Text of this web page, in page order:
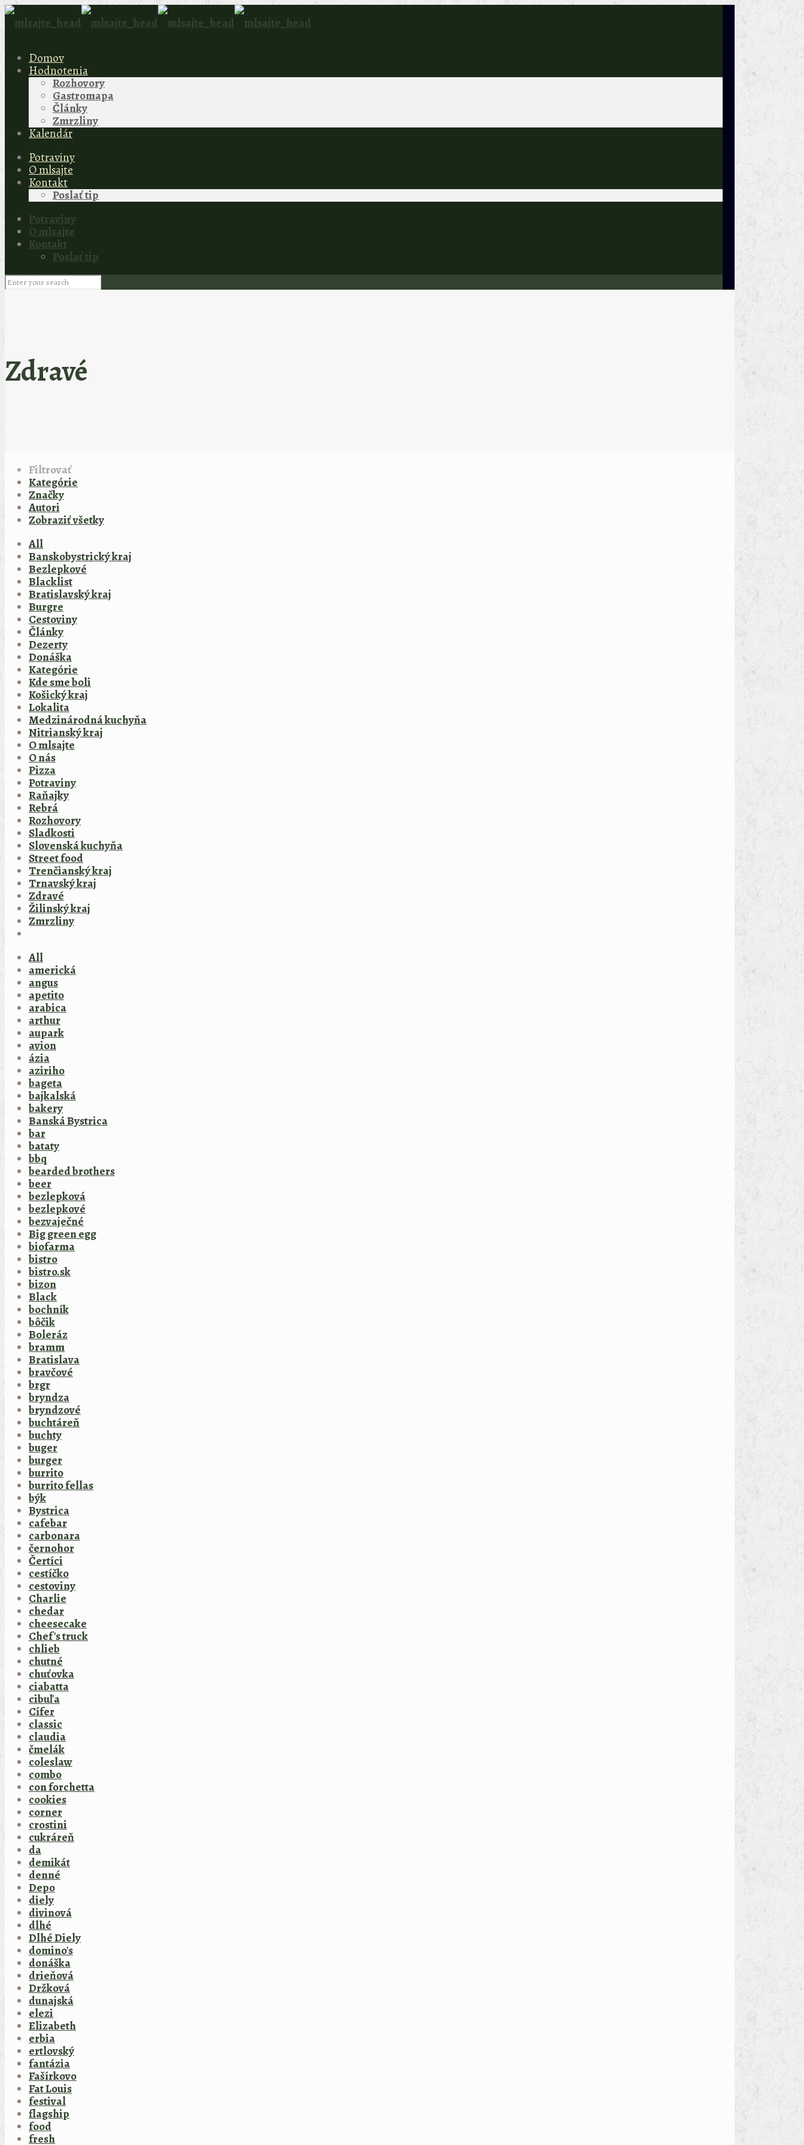
Domov
Hodnotenia
Rozhovory
Gastromapa
Články
Zmrzliny
Kalendár
Potraviny
O mlsajte
Kontakt
Poslať tip
Potraviny
O mlsajte
Kontakt
Poslať tip
Zdravé
Filtrovať
Kategórie
Značky
Autori
Zobraziť všetky
All
Banskobystrický kraj
Bezlepkové
Blacklist
Bratislavský kraj
Burgre
Cestoviny
Články
Dezerty
Donáška
Kategórie
Kde sme boli
Košický kraj
Lokalita
Medzinárodná kuchyňa
Nitrianský kraj
O mlsajte
O nás
Pizza
Potraviny
Raňajky
Rebrá
Rozhovory
Sladkosti
Slovenská kuchyňa
Street food
Trenčianský kraj
Trnavský kraj
Zdravé
Žilinský kraj
Zmrzliny
All
americká
angus
apetito
arabica
arthur
aupark
avion
ázia
aziriho
bageta
bajkalská
bakery
Banská Bystrica
bar
bataty
bbq
bearded brothers
beer
bezlepková
bezlepkové
bezvaječné
Big green egg
biofarma
bistro
bistro.sk
bizon
Black
bochník
bôčik
Boleráz
bramm
Bratislava
bravčové
brgr
bryndza
bryndzové
buchtáreň
buchty
buger
burger
burrito
burrito fellas
býk
Bystrica
cafebar
carbonara
černohor
Čertíci
cestíčko
cestoviny
Charlie
chedar
cheesecake
Chef's truck
chlieb
chutné
chuťovka
ciabatta
cibuľa
Cífer
classic
claudia
čmelák
coleslaw
combo
con forchetta
cookies
corner
crostini
cukráreň
da
demikát
denné
Depo
diely
divinová
dlhé
Dlhé Diely
domino's
donáška
drieňová
Držková
dunajská
elezi
Elizabeth
erbia
ertlovský
fantázia
Fašírkovo
Fat Louis
festival
flagship
food
fresh